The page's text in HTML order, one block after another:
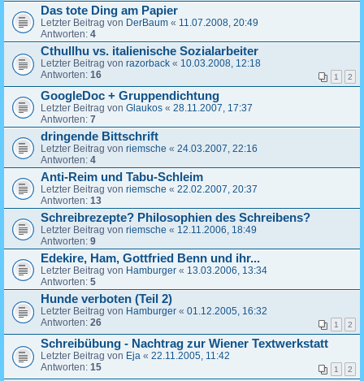
Das tote Ding am Papier
Letzter Beitrag von DerBaum « 11.07.2008, 20:49
Antworten: 4
Cthullhu vs. italienische Sozialarbeiter
Letzter Beitrag von razorback « 10.03.2008, 12:18
Antworten: 16 1 2
GoogleDoc + Gruppendichtung
Letzter Beitrag von Glaukos « 28.11.2007, 17:37
Antworten: 7
dringende Bittschrift
Letzter Beitrag von riemsche « 24.03.2007, 22:16
Antworten: 4
Anti-Reim und Tabu-Schleim
Letzter Beitrag von riemsche « 22.02.2007, 20:37
Antworten: 13
Schreibrezepte? Philosophien des Schreibens?
Letzter Beitrag von riemsche « 12.11.2006, 18:49
Antworten: 9
Edekire, Ham, Gottfried Benn und ihr...
Letzter Beitrag von Hamburger « 13.03.2006, 13:34
Antworten: 5
Hunde verboten (Teil 2)
Letzter Beitrag von Hamburger « 01.12.2005, 16:32
Antworten: 26 1 2
Schreibübung - Nachtrag zur Wiener Textwerkstatt
Letzter Beitrag von Eja « 22.11.2005, 11:42
Antworten: 15 1 2